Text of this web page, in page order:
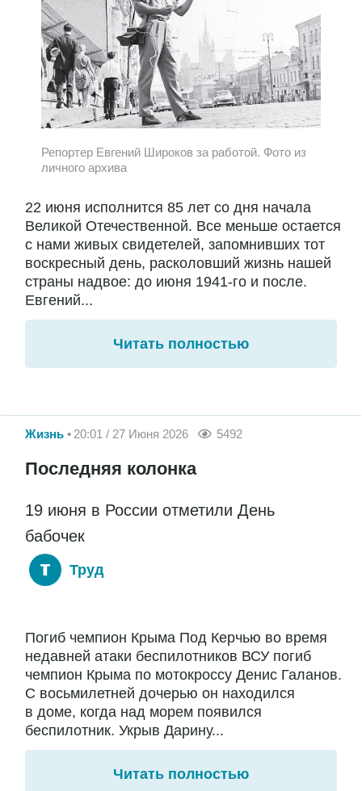
Репортер Евгений Широков за работой. Фото из
личного архива
22 июня исполнится 85 лет со дня начала
Великой Отечественной. Все меньше остается
с нами живых свидетелей, запомнивших тот
воскресный день, расколовший жизнь нашей
страны надвое: до июня 1941-го и после.
Евгений...
Читать полностью
Жизнь 20:01 / 27 Июня 2026 5492
Последняя колонка
19 июня в России отметили День
бабочек
Труд
Погиб чемпион Крыма Под Керчью во время
недавней атаки беспилотников ВСУ погиб
чемпион Крыма по мотокроссу Денис Галанов.
С восьмилетней дочерью он находился
в доме, когда над морем появился
беспилотник. Укрыв Дарину...
Читать полностью